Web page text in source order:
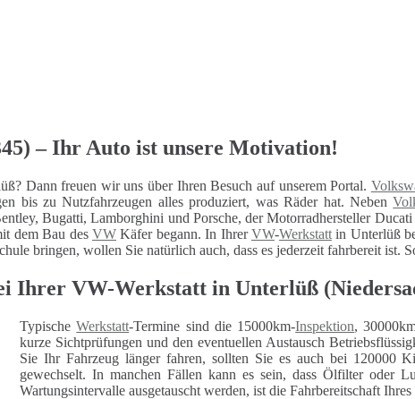
– Ihr Auto ist unsere Motivation!
Dann freuen wir uns über Ihren Besuch auf unserem Portal.
bis zu Nutzfahrzeugen alles produziert, was Räder hat. Neben
Bugatti, Lamborghini und Porsche, der Motorradhersteller
dem Bau des VWKäfer begann. In IhrerVW-Werkstattin Unterlüß
bringen, wollen Sie natürlich auch, dass es jederzeit fahrbereit ist.
Ihrer VW-Werkstatt in Unterlüß
TypischeWerkstatt-Termine sind die 15000km-Inspektion,
kurze Sichtprüfungen und den eventuellen Austausch
Sie Ihr Fahrzeug länger fahren, sollten Sie es auch bei 120000
gewechselt. In manchen Fällen kann es sein, dass Ölfilter oder
Wartungsintervalle ausgetauscht werden, ist die Fahrbereitschaft